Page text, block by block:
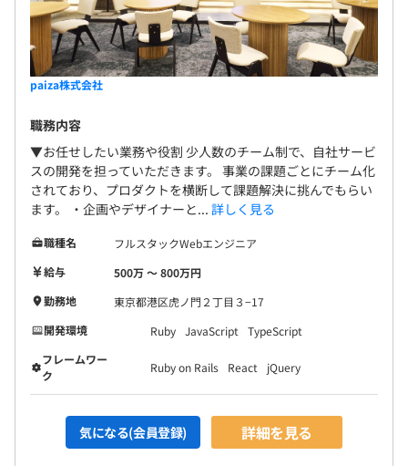
paiza株式会社
職務内容
▼お任せしたい業務や役割 少人数のチーム制で、自社サービ
スの開発を担っていただきます。 事業の課題ごとにチーム化
されており、プロダクトを横断して課題解決に挑んでもらい
ます。 ・企画やデザイナーと... 詳しく見る
職種名
フルスタックWebエンジニア
給与
500万 〜 800万円
勤務地
東京都港区虎ノ門２丁目３−17
開発環境
Ruby JavaScript
TypeScript
フレームワー
ク
Ruby on Rails React jQuery
気になる(会員登録) 詳細を見る